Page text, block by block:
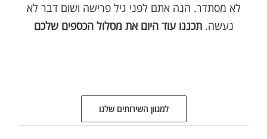
לא מסתדר. הנה אתם לפני גיל פרישה ושום דבר לא
נעשה.תכננו עוד היום את מסלול הכספים שלכם
למגוון השירותים שלנו